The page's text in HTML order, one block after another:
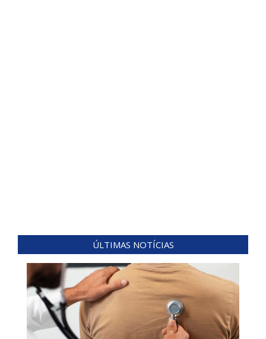
ÚLTIMAS NOTÍCIAS